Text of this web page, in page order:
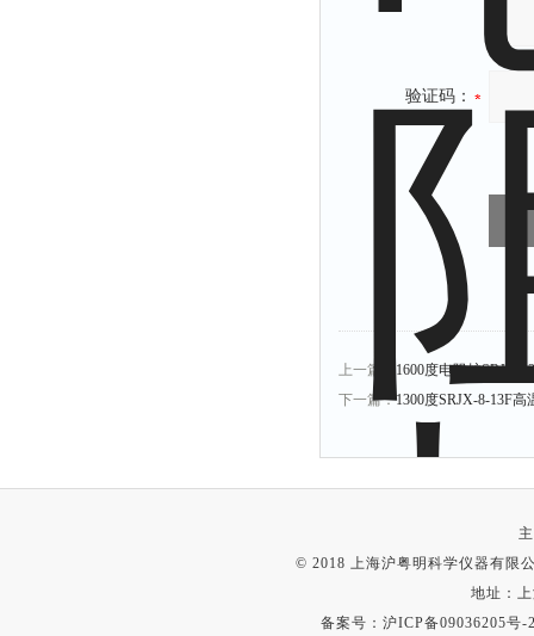
验证码：
上一篇： 1600度电阻炉SRJX-
下一篇：1300度SRJX-8-13F高
© 2018 上海沪粤明科学仪器有限
地址：
备案号：沪ICP备09036205号-